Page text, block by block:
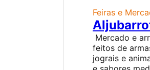
Feiras e
Mercado e
feitos de
jograis e